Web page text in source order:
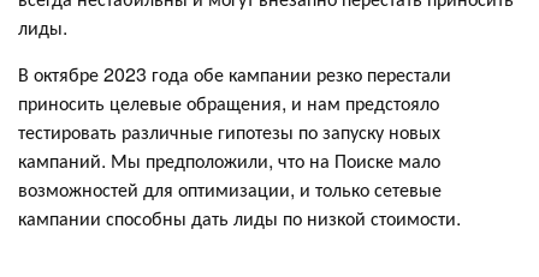
лиды.
В октябре 2023 года обе кампании резко перестали
приносить целевые обращения, и нам предстояло
тестировать различные гипотезы по запуску новых
кампаний. Мы предположили, что на Поиске мало
возможностей для оптимизации, и только сетевые
кампании способны дать лиды по низкой стоимости.